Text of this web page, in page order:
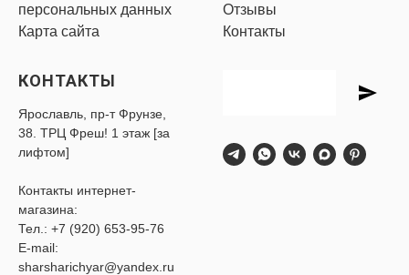
персональных данных
Карта сайта
Отзывы
Контакты
КОНТАКТЫ
Ярославль, пр-т Фрунзе,
38. ТРЦ Фреш! 1 этаж [за
лифтом]
Контакты интернет-
магазина:
Тел.: +7 (920) 653-95-76
E-mail:
sharsharichyar@yandex.ru